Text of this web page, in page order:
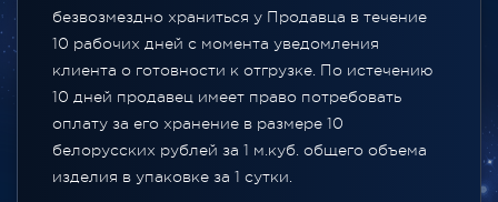
безвозмездно храниться у Продавца в течение
10 рабочих дней с момента уведомления
клиента о готовности к отгрузке. По истечению
10 дней продавец имеет право потребовать
оплату за его хранение в размере 10
белорусских рублей за 1 м.куб. общего объема
изделия в упаковке за 1 сутки.